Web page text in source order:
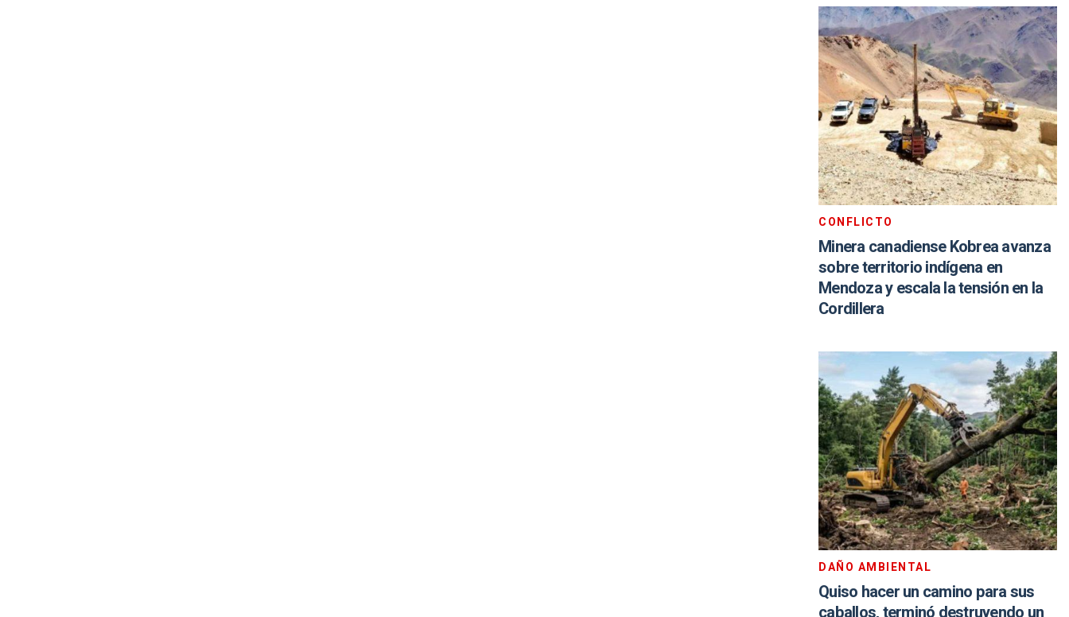
CONFLICTO
Minera canadiense Kobrea avanza
sobre territorio indígena en
Mendoza y escala la tensión en la
Cordillera
DAÑO AMBIENTAL
Quiso hacer un camino para sus